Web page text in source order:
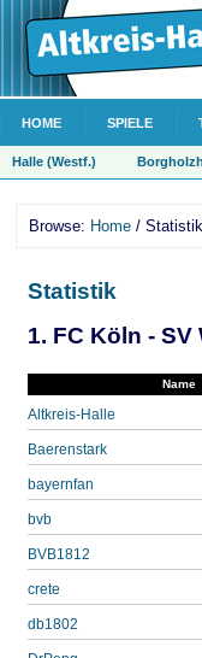
HOME SPIELE
Halle (Westf.)
Browse: Home / Statistik
Statistik
1. FC Köln - SV
Name
Altkreis-Halle
Baerenstark
bayernfan
bvb
BVB1812
crete
db1802